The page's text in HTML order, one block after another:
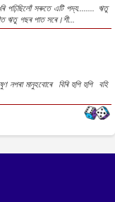
পঢ়িছিলোঁ সৰুতে এটি পদ্য........ ঋতু
ঋতু গছৰ পাত সৰে।শী...
মানুহবোৰে বিৰি হুপি হুপি বহি